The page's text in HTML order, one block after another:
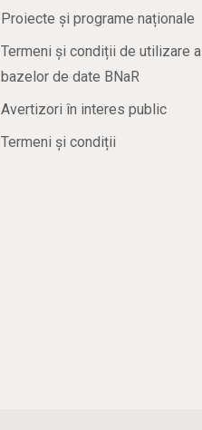
Proiecte și programe naționale
Termeni și condiții de utilizare a
bazelor de date BNaR
Avertizori în interes public
Termeni și condiții